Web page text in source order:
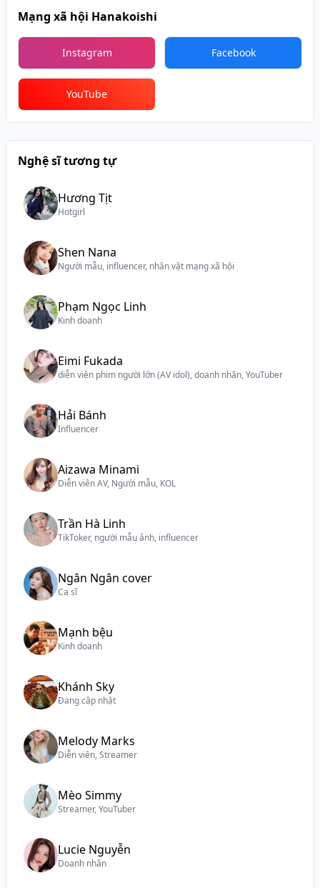
Mạng xã hội Hanakoishi
Instagram Facebook
YouTube
Nghệ sĩ tương tự
Hương Tịt
Hotgirl
Shen Nana
Người mẫu, influencer, nhân vật mạng xã hội
Phạm Ngọc Linh
Kinh doanh
Eimi Fukada
diễn viên phim người lớn (AV idol), doanh nhân, YouTuber
Hải Bánh
Influencer
Aizawa Minami
Diễn viên AV, Người mẫu, KOL
Trần Hà Linh
TikToker, người mẫu ảnh, influencer
Ngân Ngân cover
Ca sĩ
Mạnh bệu
Kinh doanh
Khánh Sky
Đang cập nhật
Melody Marks
Diễn viên, Streamer
Mèo Simmy
Streamer, YouTuber
Lucie Nguyễn
Doanh nhân